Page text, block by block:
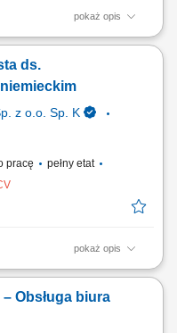
pokaż opis
procesy handlowe
poczty i
narzędzi pracy itp.
ds.
z o.o. Sp. K
pracę
pełny etat
pokaż opis
administracyjna biura i
samochodową; Obsługa
działu IT oraz innych
Obsługa biura